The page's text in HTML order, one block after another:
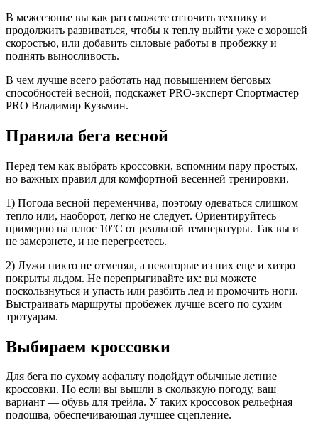
В межсезонье вы как раз сможете отточить технику и
продолжить развиваться, чтобы к теплу выйти уже с хорошей
скоростью, или добавить силовые работы в пробежку и
поднять выносливость.
В чем лучше всего работать над повышением беговых
способностей весной, подскажет PRO-эксперт Спортмастер
PRO Владимир Кузьмин.
Правила бега весной
Перед тем как выбрать кроссовки, вспомним пару простых,
но важных правил для комфортной весенней тренировки.
1) Погода весной переменчива, поэтому одеваться слишком
тепло или, наоборот, легко не следует. Ориентируйтесь
примерно на плюс 10°С от реальной температуры. Так вы и
не замерзнете, и не перегреетесь.
2) Лужи никто не отменял, а некоторые из них еще и хитро
покрыты льдом. Не перепрыгивайте их: вы можете
поскользнуться и упасть или разбить лед и промочить ноги.
Выстраивать маршруты пробежек лучше всего по сухим
тротуарам.
Выбираем кроссовки
Для бега по сухому асфальту подойдут обычные летние
кроссовки. Но если вы вышли в скользкую погоду, ваш
вариант — обувь для трейла. У таких кроссовок рельефная
подошва, обеспечивающая лучшее сцепление.